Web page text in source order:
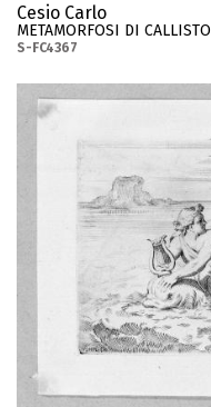
Cesio Carlo
METAMORFOSI DI CALLISTO
S-FC4367